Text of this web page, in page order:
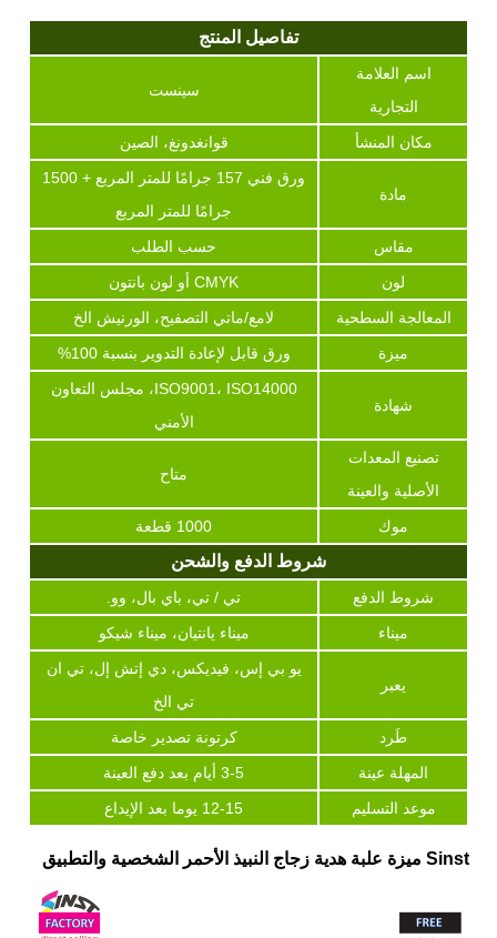
تفاصيل المنتج
اسم العلامة
التجارية
سينست
مكان المنشأ قوانغدونغ، الصين
مادة
ورق فني 157 جرامًا للمتر المربع + 1500
جرامًا للمتر المربع
مقاس
حسب الطلب
لون
CMYK أو لون بانتون
المعالجة السطحية
لامع/ماتي التصفيح، الورنيش الخ
ميزة
ورق قابل لإعادة التدوير بنسبة 100%
شهادة
ISO9001، ISO14000، مجلس التعاون
الأمني
تصنيع المعدات
الأصلية والعينة
متاح
موك 1000 قطعة
شروط الدفع والشحن
شروط الدفع
تي / تي، باي بال، وو.
ميناء
ميناء يانتيان، ميناء شيكو
يعبر
يو بي إس، فيديكس، دي إتش إل، تي ان
تي الخ
طَرد
كرتونة تصدير خاصة
المهلة عينة
3-5 أيام بعد دفع العينة
موعد التسليم
12-15 يوما بعد الإيداع
Sinst ميزة علبة هدية زجاج النبيذ الأحمر الشخصية والتطبيق